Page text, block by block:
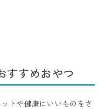
すすめおやつ
トや健康にいいものをさ